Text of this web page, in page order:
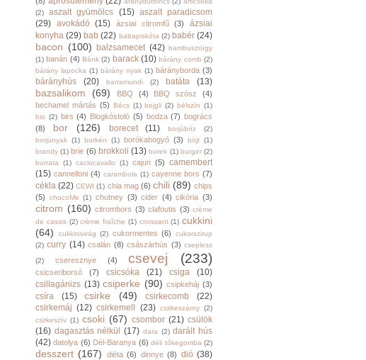
(2)
aszalt gyümölcs (15) aszalt paradicsom
(29) avokádó (15) ázsiai citromfű (3)
ázsiai
konyha (29) bab (22) babapiskóta (2) babér (24)
bacon (100) balzsamecet (42) bambuszrügy
(1) banán (4) Bánk (2) barack (10) bárány comb (2)
bárány lapocka (1) bárány nyak (1) bárányborda (3)
bárányhús (20) barramundi (2) batáta (13)
bazsalikom (69) BBQ (4) BBQ szósz
(4)
bechamel mártás (5) Bécs (1) bejgli (2) bélszín (1)
bio (2) birs (4) Blogkóstoló (5) bodza (7) bogrács
(8)
bor (126) borecet (11) borjúbríz
(2)
borjúnyak (1) borkén (1) borókabogyó (3) böjt (1)
brandy (1) brie (6) brokkoli (13) burek (1) burger (2)
burrata
(1) caciocavallo (1) cajun (5) camembert
(15) cannelloni (4) carambola (1) cayenne bors (7)
cékla (22) CEWI (1) chia mag (6) chili (89) chips
(5)
chocoMe (1) chutney (3) cider (4) cikória (3)
citrom (160) citrombors (3) clafoutis (3) crème
de cassis (2) crème fraîche (1) croissant (1) cukkini
(64)
cukkinivirág (2) cukormentes (6)
cukorszirup
(2) curry (14) csalán (8) császárhús (3) cseplesz
(2)
cseresznye (4) csevej (233)
csicseriborsó (7) csicsóka (21) csiga
(10)
csillagánizs (13) csiperke (90) csipkeháj (3)
csíra (15) csirke (49) csirkecomb
(22)
csirkemáj (12) csirkemell (23) csirkeszárny (2)
csirkeszív (1) csoki (67) csombor (21) csülök
(16) dagasztás nélkül (17) dara (2) darált hús
(42) datolya (6) Dél-Baranya (6) déli tőkegomba (2)
desszert (167) diéta (6) dinnye (8) dió (38)